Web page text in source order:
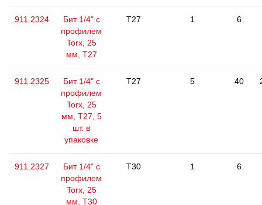
911.2324
Бит 1/4" с
профилем
Torx, 25
мм, Т27
T27 1 6
911.2325
Бит 1/4" с
профилем
Torx, 25
мм, Т27, 5
шт. в
упаковке
T27 5 40
911.2327
Бит 1/4" с
профилем
Torx, 25
мм, Т30
T30 1 6